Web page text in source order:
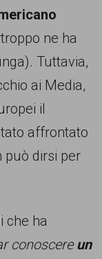
ne ha
Tuttavia,
ai Media,
il
affrontato
può dirsi per
che ha
conoscereun